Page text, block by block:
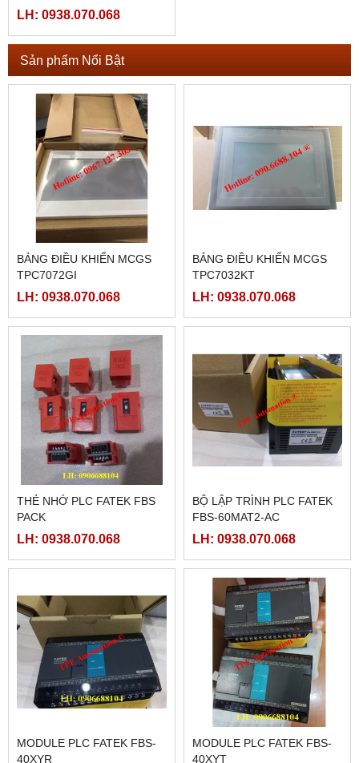
12, LRS-50-15, LRS-50-24,
LH: 0938.070.068
Sản phẩm Nổi Bật
BẢNG ĐIỀU KHIỂN MCGS
TPC7072GI
LH: 0938.070.068
BẢNG ĐIỀU KHIỂN MCGS
TPC7032KT
LH: 0938.070.068
THẺ NHỚ PLC FATEK FBS
PACK
LH: 0938.070.068
BỘ LẬP TRÌNH PLC FATEK
FBS-60MAT2-AC
LH: 0938.070.068
MODULE PLC FATEK FBS-
40XYR
MODULE PLC FATEK FBS-
40XYT